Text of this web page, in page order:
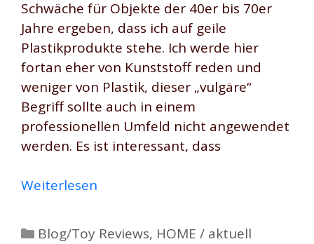
Schwäche für Objekte der 40er bis 70er
Jahre ergeben, dass ich auf geile
Plastikprodukte stehe. Ich werde hier
fortan eher von Kunststoff reden und
weniger von Plastik, dieser „vulgäre“
Begriff sollte auch in einem
professionellen Umfeld nicht angewendet
werden. Es ist interessant, dass
Weiterlesen
Kategorien
Blog/Toy Reviews, HOME / aktuell